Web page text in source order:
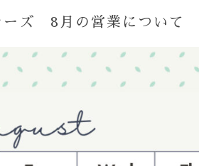
ーズ 8月の営業について